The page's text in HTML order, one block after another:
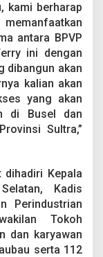
kami berharap
antara BPVP
ini dengan
dibangun akan
kalian akan
yang akan
di Busel dan
Sultra,”
Kepala
Kadis
Perindustrian
Tokoh
dan karyawan
serta 112